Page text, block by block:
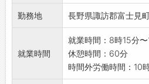
パック開け替え作業
変更範囲:変更なし
勤務地 長野県諏訪郡富士見
就業時間
就業時間：8時15分
休憩時間：60分
時間外労働時間：10